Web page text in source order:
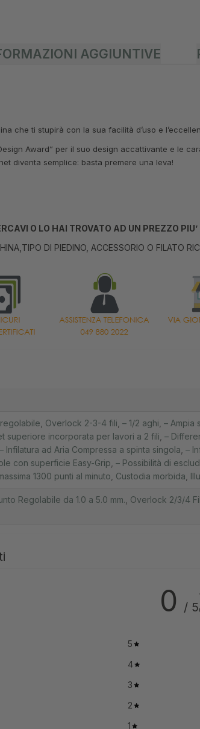
AGGIUNTIVE
che ti stupirà con la sua facilità d’uso e
Award” per il suo design accattivante e le
diventa semplice: basta premere una leva!
O LO HAI TROVATO AD UN PREZZO
DI PIEDINO, ACCESSORIO O FILATO
Overlock 2-3-4 fili – 1/2 aghi – Ampia
superiore incorporata per lavori a 2 fili –
– Infilatura ad Aria Compressa a spinta singola –
con superficie Easy-Grip – Possibilità di
1300 punti al minuto Custodia morbida
Regolabile da 1.0 a 5.0 mm. Overlock 2/3/4
0 / 5
5
4
3
2
1